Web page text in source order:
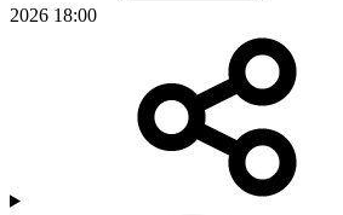
2026 18:00